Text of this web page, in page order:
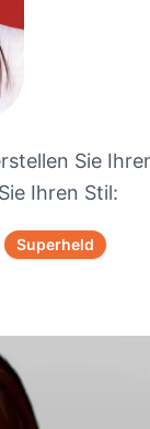
Sie
Ihren Stil:
Superheld